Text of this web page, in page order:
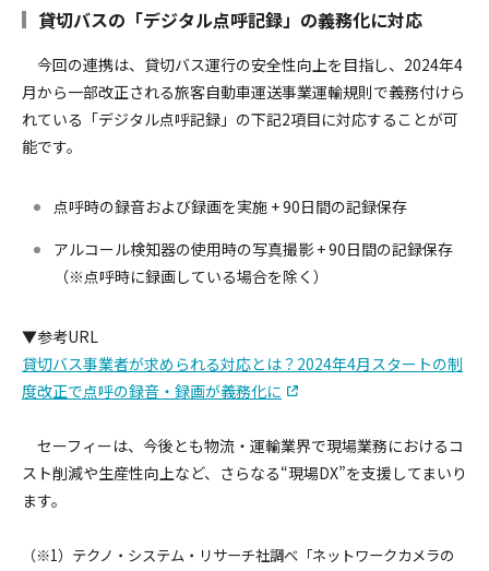
貸切バスの「デジタル点呼記録」の義務化に対応
今回の連携は、貸切バス運行の安全性向上を目指し、2024年4
月から一部改正される旅客自動車運送事業運輸規則で義務付けら
れている「デジタル点呼記録」の下記2項目に対応することが可
能です。
点呼時の録音および録画を実施 + 90日間の記録保存
アルコール検知器の使用時の写真撮影 + 90日間の記録保存
（※点呼時に録画している場合を除く）
▼参考URL
貸切バス事業者が求められる対応とは？2024年4月スタートの制
度改正で点呼の録音・録画が義務化に
セーフィーは、今後とも物流・運輸業界で現場業務におけるコ
スト削減や生産性向上など、さらなる“現場DX”を支援してまいり
ます。
（※1）テクノ・システム・リサーチ社調べ「ネットワークカメラの